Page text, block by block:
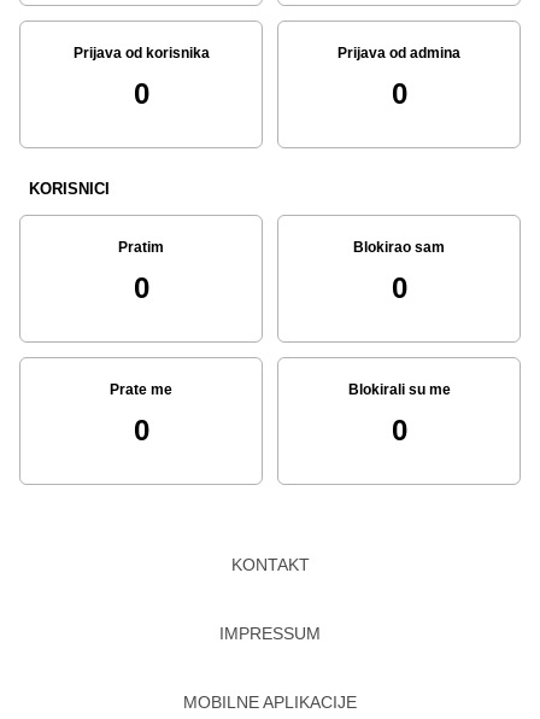
Prijava od korisnika
0
Prijava od admina
0
KORISNICI
Pratim
0
Blokirao sam
0
Prate me
0
Blokirali su me
0
KONTAKT
IMPRESSUM
MOBILNE APLIKACIJE